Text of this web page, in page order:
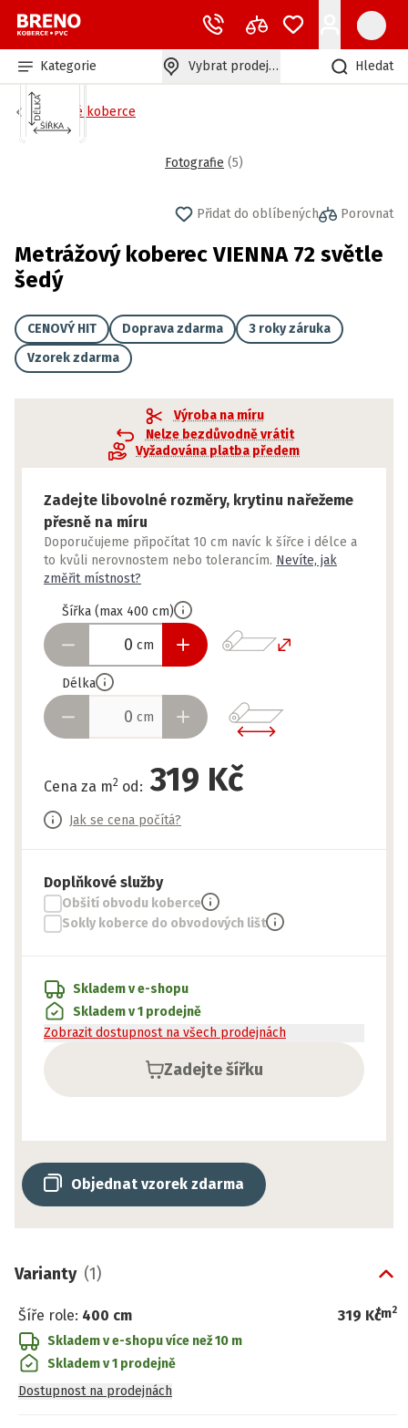
Kategorie Vybrat prodejnu Hledat
Zátěžové koberce
Fotografie (5)
Přidat do oblíbených Porovnat
Metrážový koberec VIENNA 72 světle
šedý
CENOVÝ HIT Doprava zdarma
3 roky záruka
Vzorek zdarma
Výroba na míru
Nelze bezdůvodně vrátit
Vyžadována platba předem
Zadejte libovolné rozměry, krytinu nařežeme
přesně na míru
Doporučujeme připočítat 10 cm navíc k šířce i délce a
to kvůli nerovnostem nebo tolerancím. Nevíte, jak
změřit místnost?
Šířka (max 400 cm)
cm
Délka
cm
Cena za m2 od: 319 Kč
Jak se cena počítá?
Doplňkové služby
Obšití obvodu koberce
Sokly koberce do obvodových lišt
Zadejte šířku
Skladem v e-shopu
Skladem v 1 prodejně
Zobrazit dostupnost na všech prodejnách
Objednat vzorek zdarma
Varianty (1)
Šíře role: 400 cm 319 Kč
/m2
Skladem v e-shopuvíce než 10 m
Skladem v 1 prodejně
Dostupnost na prodejnách